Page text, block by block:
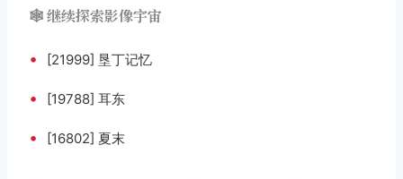
🕸️ 继续探索影像宇宙
• [21999] 垦丁记忆
• [19788] 耳东
• [16802] 夏末